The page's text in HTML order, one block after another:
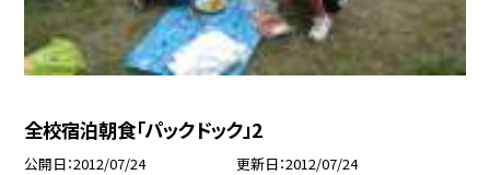
全校宿泊朝食「パックドック」2
公開日 2012/07/24 更新日 2012/07/24